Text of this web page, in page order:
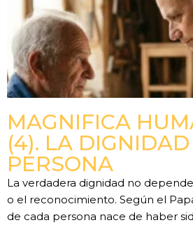
MAGNIFICA
(4). LA
PERSONA
La verdadera dignidad no
o el reconocimiento. Según el
de cada persona nace de haber